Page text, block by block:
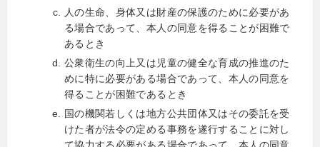
人の生命、身体又は財産の保護のために必要があ
る場合であって、本人の同意を得ることが困難で
あるとき
公衆衛生の向上又は児童の健全な育成の推進のた
めに特に必要がある場合であって、本人の同意を
得ることが困難であるとき
国の機関若しくは地方公共団体又はその委託を受
けた者が法令の定める事務を遂行することに対し